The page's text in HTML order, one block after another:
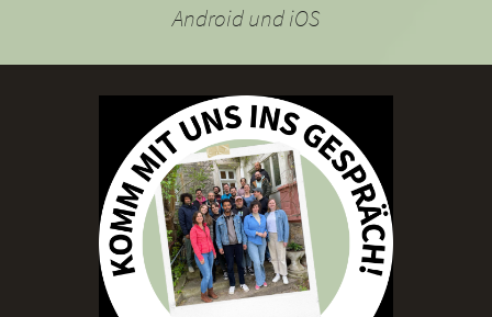
Android und iOS